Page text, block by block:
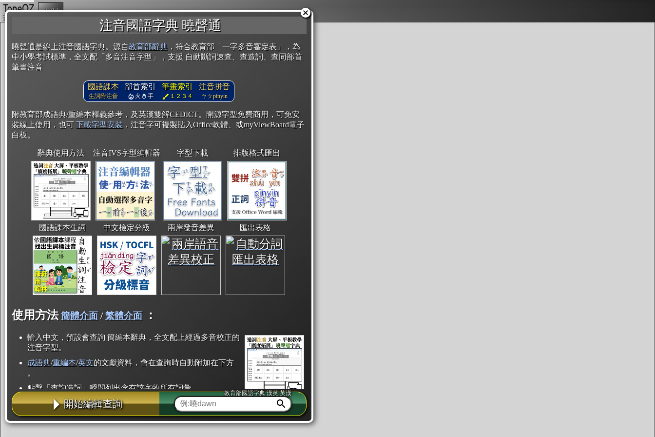
注音國語字典 曉聲通
曉聲通是線上注音國語字典。源自教育部辭典 ，符合教育部「一字多音審定表」，為
中小學考試標準，全文配「多音注音字型」，支援 自動斷詞速查、查造詞、查同部首
筆畫注音
國語課本
生詞附注音
部首索引
火 手
筆畫索引
１２３４
注音拼音
ㄅㄆpinyin
附教育部成語典/重編本釋義參考，及英漢雙解CEDICT。開源字型免費商用，可免安
裝線上使用，也可 下載字型安裝 ，注音字可複製貼入Office軟體、或myViewBoard電子
白板。
辭典使用方法 注音IVS字型編輯器 字型下載 排版格式匯出
國語課本生詞 中文檢定分級 兩岸發音差異 匯出表格
使用方法 簡體介面/繁體介面 ：
輸入中文，預設會查詢 簡編本辭典，全文配上經過多音校正的
注音字型。
成語典/重編本/英文的文獻資料，會在查詢時自動附加在下方
。
點擊「查詢造詞」瞬間列出含有該字的所有詞彙。
點「部首」瞬間列出所有「同部首字」。也支援查詢「同注音」或「同筆畫」。
辭典解釋的全文都經過自動斷詞，點擊便可瞬間「連續查詢」此字詞的解釋，不
用手動重複輸入。
開始編輯查詢
教育部國語字典·漢英·英漢
複製